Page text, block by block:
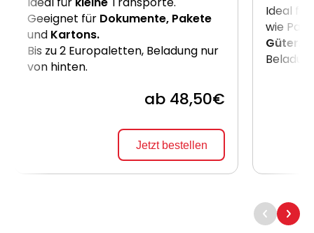
Geeignet für Dokumente, Pakete
und Kartons.
Bis zu 2 Europaletten, Beladung nur
von hinten.
ab 48,50€
Jetzt bestellen
Ideal für
wie
Güter